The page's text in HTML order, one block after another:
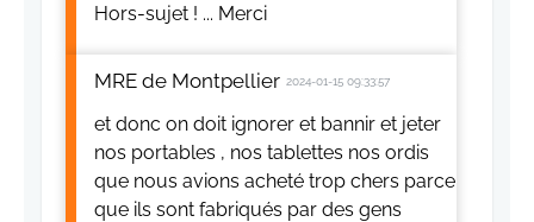
Hors-sujet ! ... Merci
MRE de Montpellier 2024-01-15 09:33:57
et donc on doit ignorer et bannir et jeter
nos portables , nos tablettes nos ordis
que nous avions acheté trop chers parce
que ils sont fabriqués par des gens